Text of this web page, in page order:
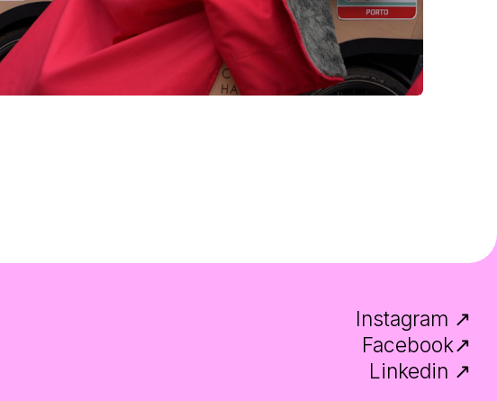
Instagram ↗
Facebook↗
Linkedin ↗